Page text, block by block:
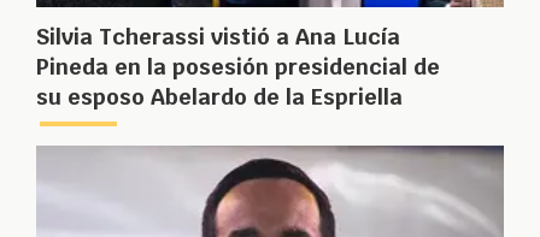
Silvia Tcherassi vistió a Ana Lucía
Pineda en la posesión presidencial de
su esposo Abelardo de la Espriella